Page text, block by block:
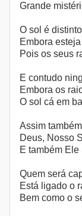
Grande
O sol é
Embora
Pois os seus
E contudo
Embora os
O sol cá em
Assim
Deus, Nosso
E também
Quem será
Está ligado o
Bem como o